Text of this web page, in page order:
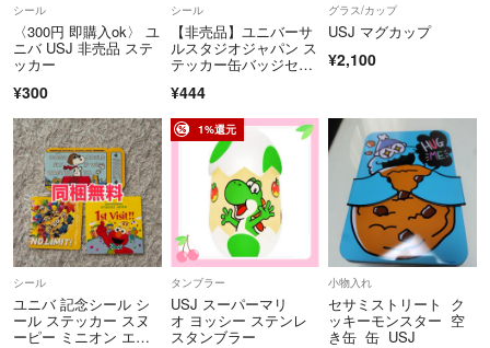
シール
〈300円 即購入ok〉 ユ
ニバ USJ 非売品 ステ
ッカー
¥300
シール
【非売品】ユニバーサ
ルスタジオジャパン ス
テッカー缶バッジセッ
¥444
グラス/カップ
USJ マグカップ
¥2,100
シール
ユニバ 記念シール シ
ール ステッカー スヌ
ーピー ミニオン エル
1%還元
タンブラー
USJ スーパーマリ
オ ヨッシー ステンレ
スタンブラー
小物入れ
セサミストリート ク
ッキーモンスター 空
き缶 缶 USJ